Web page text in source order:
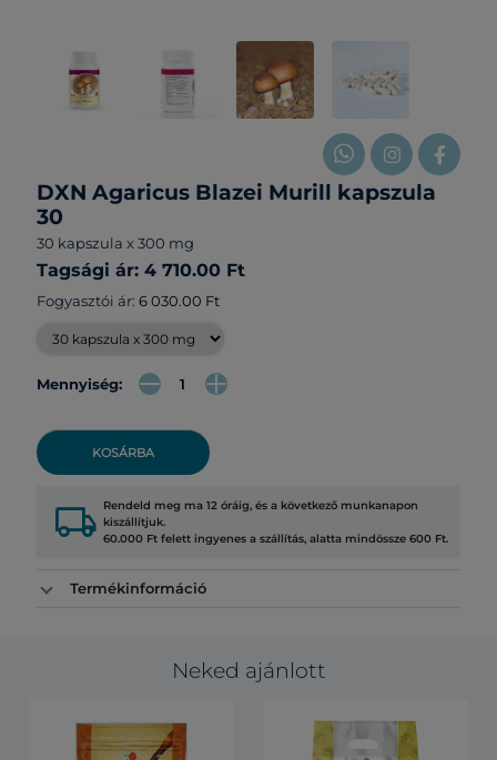
DXN Agaricus Blazei Murill kapszula
30
30 kapszula x 300 mg
Tagsági ár: 4 710.00 Ft
Fogyasztói ár: 6 030.00 Ft
Mennyiség:
KOSÁRBA
local_shipping Rendeld meg ma 12 óráig, és a következő munkanapon
kiszállítjuk.
60.000 Ft felett ingyenes a szállítás, alatta mindössze 600 Ft.
Termékinformáció
Neked ajánlott